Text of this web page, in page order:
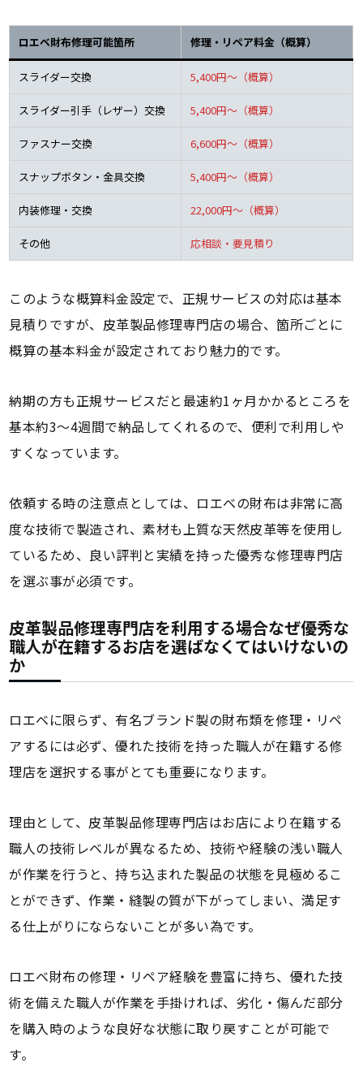
ロエベ財布修理可能箇所 修理・リペア料金（概算）
スライダー交換 5,400円～（概算）
スライダー引手（レザー）交換 5,400円～（概算）
ファスナー交換 6,600円～（概算）
スナップボタン・金具交換 5,400円～（概算）
内装修理・交換 22,000円～（概算）
その他 応相談・要見積り
このような概算料金設定で、正規サービスの対応は基本
見積りですが、皮革製品修理専門店の場合、箇所ごとに
概算の基本料金が設定されており魅力的です。
納期の方も正規サービスだと最速約1ヶ月かかるところを
基本約3～4週間で納品してくれるので、便利で利用しや
すくなっています。
依頼する時の注意点としては、ロエベの財布は非常に高
度な技術で製造され、素材も上質な天然皮革等を使用し
ているため、良い評判と実績を持った優秀な修理専門店
を選ぶ事が必須です。
皮革製品修理専門店を利用する場合なぜ優秀な
職人が在籍するお店を選ばなくてはいけないの
か
ロエベに限らず、有名ブランド製の財布類を修理・リペ
アするには必ず、優れた技術を持った職人が在籍する修
理店を選択する事がとても重要になります。
理由として、皮革製品修理専門店はお店により在籍する
職人の技術レベルが異なるため、技術や経験の浅い職人
が作業を行うと、持ち込まれた製品の状態を見極めるこ
とができず、作業・縫製の質が下がってしまい、満足す
る仕上がりにならないことが多い為です。
ロエベ財布の修理・リペア経験を豊富に持ち、優れた技
術を備えた職人が作業を手掛ければ、劣化・傷んだ部分
を購入時のような良好な状態に取り戻すことが可能で
す。